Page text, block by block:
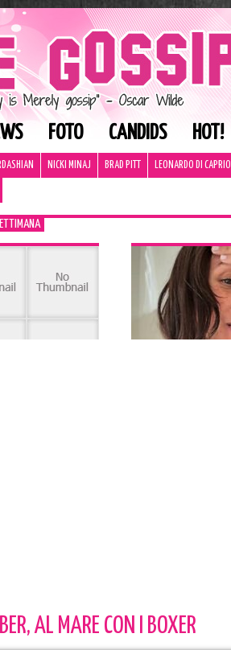
FOTO CANDIDS HOT!
NICKI MINAJ BRAD PITT LEONARDO DI CAPRIO
AL MARE CON I BOXER